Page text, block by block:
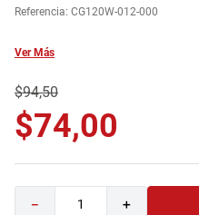
Referencia: CG120W-012-000
Ver Más
$94,50
$74,00
＋
－
9.
comoda
10. sofa